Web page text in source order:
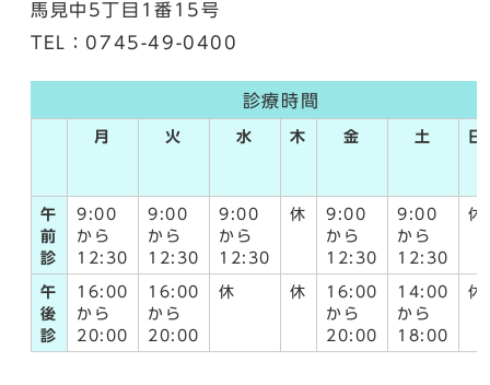
馬見中5丁目1番15号
TEL：0745-49-0400
診療時間
月 火 水 木 金 土 日
午
前
診
9:00
から
12:30
9:00
から
12:30
9:00
から
12:30
休
9:00
から
12:30
9:00
から
12:30
休
午
後
診
16:00
から
20:00
16:00
から
20:00
休 休
16:00
から
20:00
14:00
から
18:00
休